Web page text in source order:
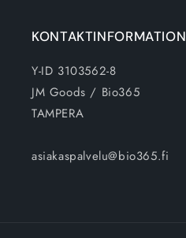
KONTAKTINFORMATION
Y-ID 3103562-8
JM Goods / Bio365
TAMPERA
asiakaspalvelu@bio365.fi